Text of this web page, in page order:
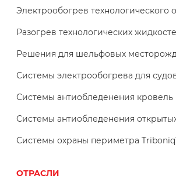
Электрообогрев технологического
Разогрев технологических
Решения для шельфовых
Системы электрообогрева для
Системы антиобледенения кровель
Системы антиобледенения
Системы охраны периметра
ОТРАСЛИ